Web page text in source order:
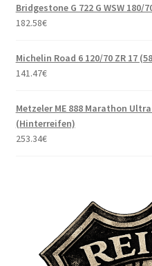
Bridgestone G 722 G WSW
182.58€
Michelin Road 6 120/70 ZR 17
141.47€
Metzeler ME 888 Marathon Ultra
(Hinterreifen)
253.34€